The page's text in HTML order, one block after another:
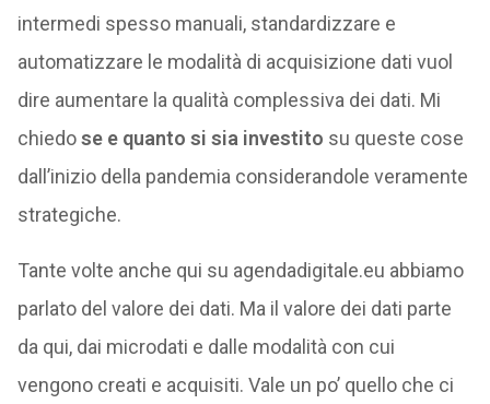
intermedi spesso manuali, standardizzare e
automatizzare le modalità di acquisizione dati vuol
dire aumentare la qualità complessiva dei dati. Mi
chiedose e quanto si sia investito su queste cose
dall’inizio della pandemia considerandole veramente
strategiche.
Tante volte anche qui su agendadigitale.eu abbiamo
parlato del valore dei dati. Ma il valore dei dati parte
da qui, dai microdati e dalle modalità con cui
vengono creati e acquisiti. Vale un po’ quello che ci